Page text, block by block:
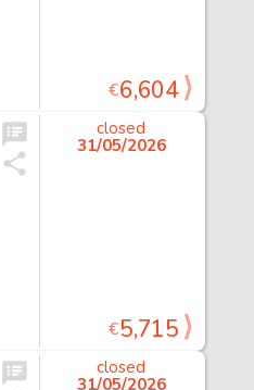
€6,604
closed
31/05/2026
€5,715
closed
31/05/2026